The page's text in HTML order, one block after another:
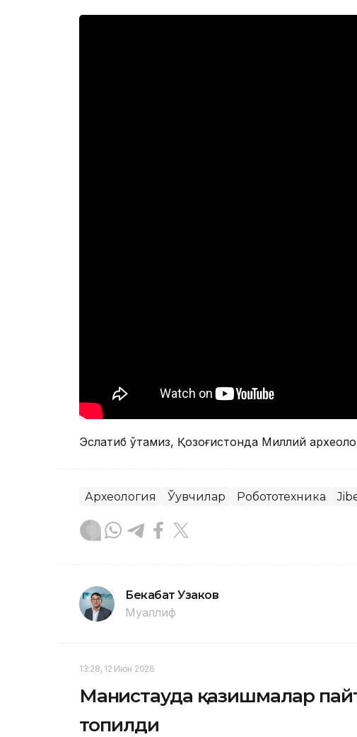
Эслатиб ўтамиз, Қозоғистонда Миллий
Археология Ўқувчилар Робототехника
Бекабат Узаков
Муаллиф
13:28, 12 Июн 2026
Манғистауда қазишмалар
топилди